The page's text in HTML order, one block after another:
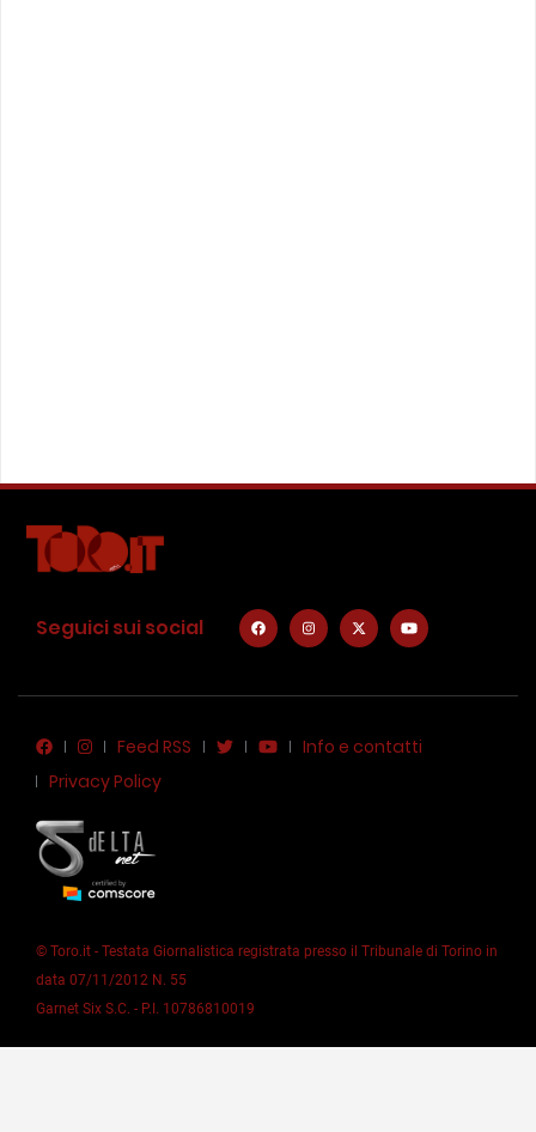
Seguici sui social
Feed RSS
Info e contatti
Privacy Policy
© Toro.it - Testata Giornalistica registrata presso il Tribunale di Torino in
data 07/11/2012 N. 55
Garnet Six S.C. - P.I. 10786810019